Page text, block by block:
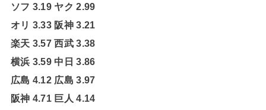
ソフ 3.19 ヤク 2.99
オリ 3.33 阪神 3.21
楽天 3.57 西武 3.38
横浜 3.59 中日 3.86
広島 4.12 広島 3.97
阪神 4.71 巨人 4.14